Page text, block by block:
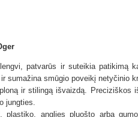
patvarūs ir suteikia patikimą
sumažina smūgio poveikį netyčinio
ir stilingą išvaizdą. Preciziškos
jungties.
anglies pluošto arba